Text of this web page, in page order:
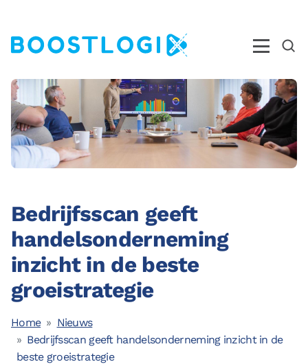
Operations
AI
Business Intelligence
Opleidingen
Nieuws
Over ons
Ons Team
Vacatures
Referenties
Bedrijfsscan geeft
handelsonderneming
inzicht in de beste
groeistrategie
Home
Nieuws
Bedrijfsscan geeft handelsonderneming inzicht in de
beste groeistrategie